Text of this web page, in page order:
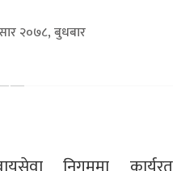
२०७८, बुधबार